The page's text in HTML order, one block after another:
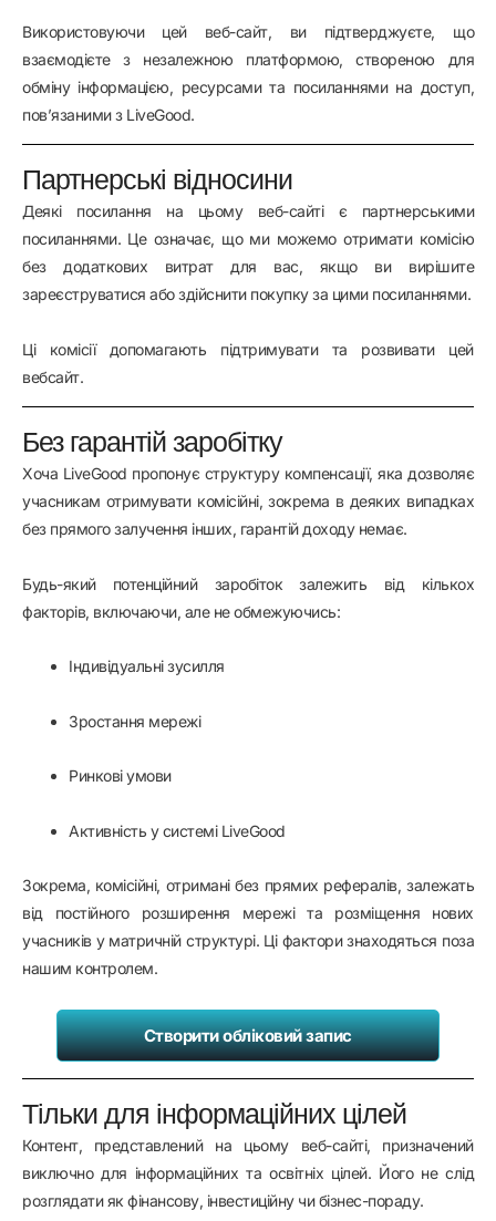
Використовуючи цей веб-сайт, ви підтверджуєте, що
взаємодієте з незалежною платформою, створеною для
обміну інформацією, ресурсами та посиланнями на доступ,
пов’язаними з LiveGood.
Партнерські відносини
Деякі посилання на цьому веб-сайті є партнерськими
посиланнями. Це означає, що ми можемо отримати комісію
без додаткових витрат для вас, якщо ви вирішите
зареєструватися або здійснити покупку за цими посиланнями.
Ці комісії допомагають підтримувати та розвивати цей
вебсайт.
Без гарантій заробітку
Хоча LiveGood пропонує структуру компенсації, яка дозволяє
учасникам отримувати комісійні, зокрема в деяких випадках
без прямого залучення інших, гарантій доходу немає.
Будь-який потенційний заробіток залежить від кількох
факторів, включаючи, але не обмежуючись:
Індивідуальні зусилля
Зростання мережі
Ринкові умови
Активність у системі LiveGood
Зокрема, комісійні, отримані без прямих рефералів, залежать
від постійного розширення мережі та розміщення нових
учасників у матричній структурі. Ці фактори знаходяться поза
нашим контролем.
Створити обліковий запис
Тільки для інформаційних цілей
Контент, представлений на цьому веб-сайті, призначений
виключно для інформаційних та освітніх цілей. Його не слід
розглядати як фінансову, інвестиційну чи бізнес-пораду.